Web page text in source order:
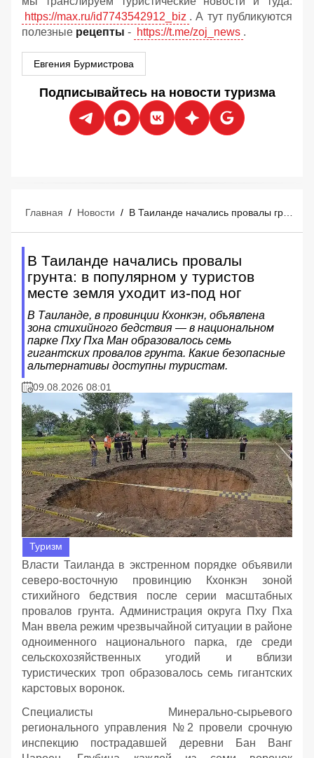
https://max.ru/id7743542912_biz . А тут публикуются
полезные рецепты - https://t.me/zoj_news .
Евгения Бурмистрова
Подписывайтесь на новости туризма
Главная / Новости /
В Таиланде начались провалы
грунта: в популярном у туристов
месте земля уходит из-под ног
В Таиланде, в провинции Кхонкэн, объявлена
зона стихийного бедствия — в национальном
парке Пху Пха Ман образовалось семь
гигантских провалов грунта. Какие безопасные
альтернативы доступны туристам.
09.08.2026 08:01
Туризм
Власти Таиланда в экстренном порядке объявили
северо-восточную провинцию Кхонкэн зоной
стихийного бедствия после серии масштабных
провалов грунта. Администрация округа Пху Пха
Ман ввела режим чрезвычайной ситуации в районе
одноименного национального парка, где среди
сельскохозяйственных угодий и вблизи
туристических троп образовалось семь гигантских
карстовых воронок.
Специалисты Минерально-сырьевого
регионального управления №2 провели срочную
инспекцию пострадавшей деревни Бан Ванг